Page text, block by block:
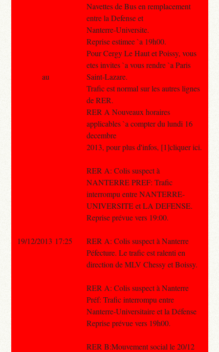
Navettes de Bus en remplacement
entre la Defense et
Nanterre-Universite.
Reprise estimee `a 19h00.
Pour Cergy Le Haut et Poissy, vous
etes invites `a vous rendre `a Paris
Saint-Lazare.
Trafic est normal sur les autres lignes
de RER.
RER A Nouveaux horaires
applicables `a compter du lundi 16
decembre
2013, pour plus d'infos, [1]cliquer ici.
RER A: Colis suspect à
NANTERRE PREF: Trafic
interrompu entre NANTERRE-
UNIVERSITE et LA DEFENSE.
Reprise prévue vers 19:00.
RER A: Colis suspect à Nanterre
Péfecture. Le trafic est ralenti en
direction de MLV Chessy et Boissy.
RER A: Colis suspect à Nanterre
Préf: Trafic interrompu entre
Nanterre-Universitaire et la Défense
Reprise prévue vers 19h00.
RER B:Mouvement social le 20/12
au
19/12/2013 17:25